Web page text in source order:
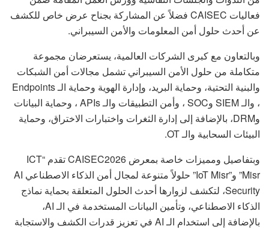
فعاليات CAISEC فضلاً عن المشاركة بجناح عرض خاص للكشف
عن أحدث حلول أمن المعلومات والأمن السيبراني.
وبالتعاون مع كبرى الشركات العالمية، يستعرضان مجموعة
متكاملة من حلول الأمن السيبراني تشمل مجالات أمن الشبكات
والبنية التحتية، وحماية البريد، وإدارة الهوية وحماية الـ Endpoints
، والـ SIEM وSOC ، وأمن التطبيقات والـ APIs ، وحماية البيانات
وDRM، بالإضافة إلى إدارة الثغرات واختبارات الاختراق، وحماية
البيئات السحابية والـ OT.
وبتفاصيل ومميزات خاصة بمعرض CAISEC2026 تقدم “ICT
Misr” و”IoT Misr” حلولاً متنوعة لمجال أمن الذكاء الاصطناعي AI
Security، لتكشف لزوارها أحدث الحلول المتعلقة بحماية نماذج
الذكاء الاصطناعي، وتأمين البيانات المستخدمة في الـ AI،
بالإضافة إلى استخدام الـ AI في تعزيز قدرات الكشف والاستجابة